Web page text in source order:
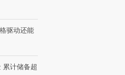
驱动还能
计储备超